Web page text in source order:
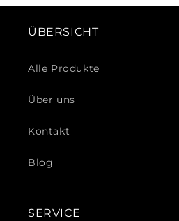
ÜBERSICHT
Alle Produkte
Über uns
Kontakt
Blog
SERVICE